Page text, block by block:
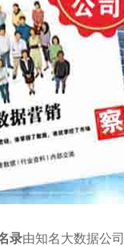
录由知名大数据公司